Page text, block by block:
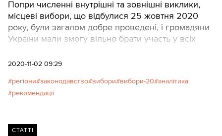
Попри численні внутрішні та зовнішні виклики,
місцеві вибори, що відбулися 25 жовтня 2020
року, були загалом добре проведені, і громадяни
України мали змогу вільно брати участь у всіх
2020-11-02 09:29
регіони законодавство вибори вибори-20 аналітика
рекомендації
СТАТТІ